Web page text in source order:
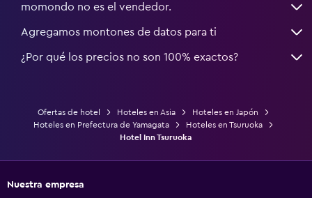
momondo no es el vendedor.
Agregamos montones de datos para ti
¿Por qué los precios no son 100% exactos?
Ofertas de hotel Hoteles en Asia
Hoteles en Japón
Hoteles en Prefectura de Yamagata
Hoteles en Tsuruoka
Hotel Inn Tsuruoka
Nuestra empresa